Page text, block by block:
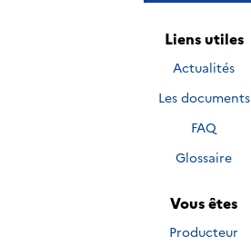
Liens utiles
Actualités
Les documents
FAQ
Glossaire
Vous êtes
Producteur